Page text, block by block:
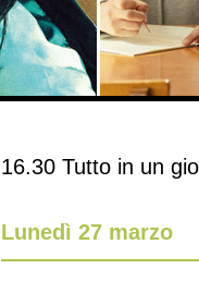
16.30 Tutto in un
Lunedì 27 marzo